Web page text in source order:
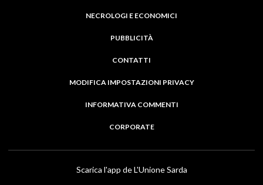
NECROLOGI E ECONOMICI
PUBBLICITÀ
CONTATTI
MODIFICA IMPOSTAZIONI PRIVACY
INFORMATIVA COMMENTI
CORPORATE
Scarica l'app de L'Unione Sarda